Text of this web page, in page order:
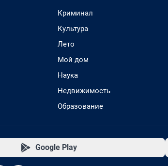
Криминал
Культура
Лето
Мой дом
Наука
Недвижимость
Образование
Google Play